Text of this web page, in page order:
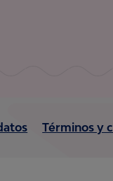
Términos y